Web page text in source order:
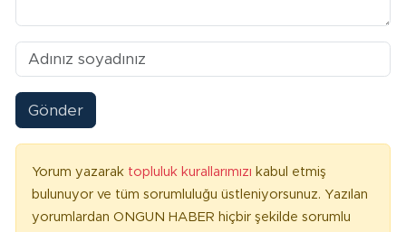
Gönder
Yorum yazarak topluluk kurallarımızı kabul etmiş
bulunuyor ve tüm sorumluluğu üstleniyorsunuz. Yazılan
yorumlardan ONGUN HABER hiçbir şekilde sorumlu